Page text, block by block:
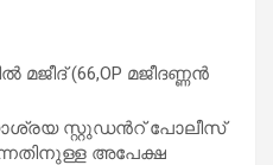
മജീദ് (66,OP മജീദണ്ണൻ
സ്റ്റുഡന്‍റ് പോലീസ്
അപേക്ഷ